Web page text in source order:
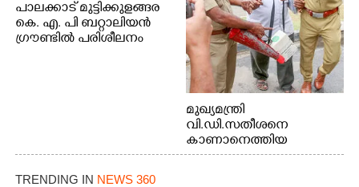
പാലക്കാട് മുട്ടിക്കുളങ്ങര
കെ. എ. പി ബറ്റാലിയൻ
ഗ്രൗണ്ടിൽ പരിശീലനം
മുഖ്യമന്ത്രി
വി.ഡി.സതീശനെ
കാണാനെത്തിയ
മോഹനൻ നായർ
TRENDING IN NEWS 360